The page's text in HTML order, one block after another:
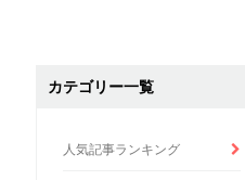
カテゴリー一覧
人気記事ランキング